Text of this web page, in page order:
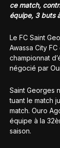
ce match,
équipe, 3 buts
Le FC Saint
Awassa City
championnat
négocié par
Saint Georges
tuant le match
match. Ouro
équipe à la
saison.